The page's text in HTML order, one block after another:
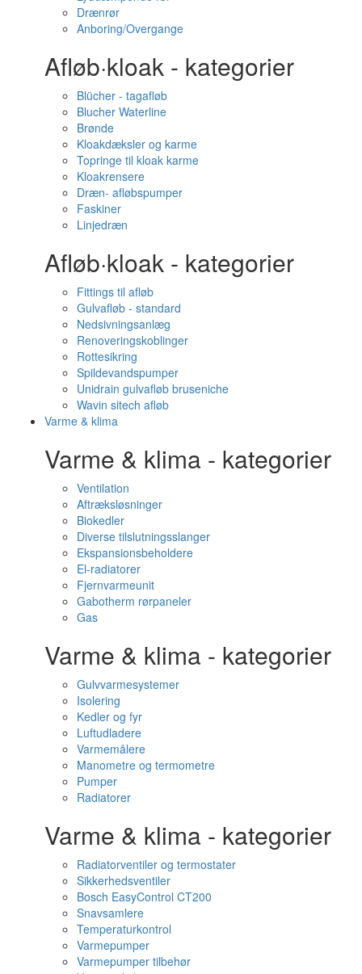
Drænrør
Anboring/Overgange
Afløb·kloak - kategorier
Blücher - tagafløb
Blucher Waterline
Brønde
Kloakdæksler og karme
Topringe til kloak karme
Kloakrensere
Dræn- afløbspumper
Faskiner
Linjedræn
Afløb·kloak - kategorier
Fittings til afløb
Gulvafløb - standard
Nedsivningsanlæg
Renoveringskoblinger
Rottesikring
Spildevandspumper
Unidrain gulvafløb bruseniche
Wavin sitech afløb
Varme & klima
Varme & klima - kategorier
Ventilation
Aftræksløsninger
Biokedler
Diverse tilslutningsslanger
Ekspansionsbeholdere
El-radiatorer
Fjernvarmeunit
Gabotherm rørpaneler
Gas
Varme & klima - kategorier
Gulvvarmesystemer
Isolering
Kedler og fyr
Luftudladere
Varmemålere
Manometre og termometre
Pumper
Radiatorer
Varme & klima - kategorier
Radiatorventiler og termostater
Sikkerhedsventiler
Bosch EasyControl CT200
Snavsamlere
Temperaturkontrol
Varmepumper
Varmepumper tilbehør